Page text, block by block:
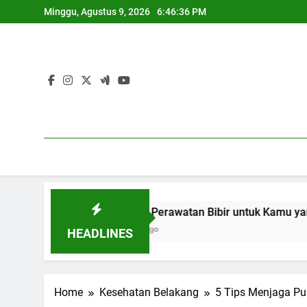
to
Minggu, Agustus 9, 2026 6:46:37 PM
HEADLINES
10 Tips Perawatan Bibir untuk Kamu yang Suka Pakai
1 Tahun Ago
Home Kesehatan Belakang 5 Tips Menjaga